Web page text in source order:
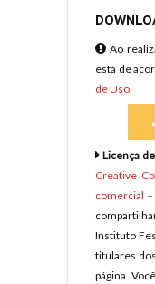
Ao
está de
de Uso.
Licença
Creative
comercial
Instituto
titulares
página.